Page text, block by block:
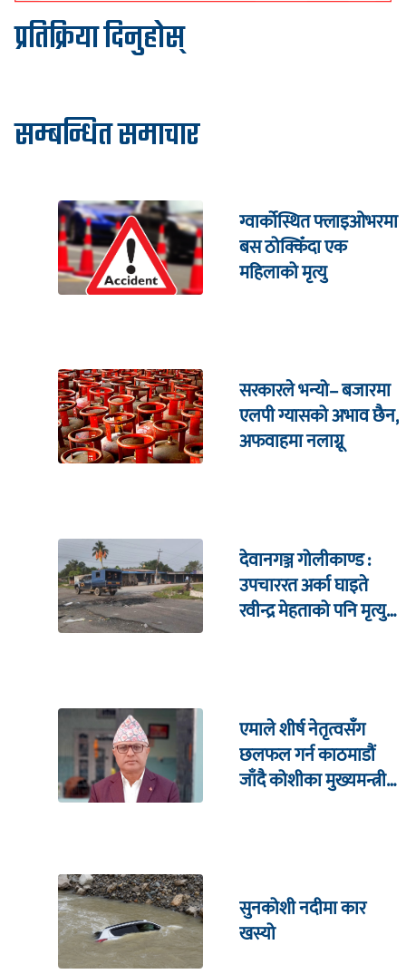
प्रतिक्रिया दिनुहोस्
सम्बन्धित समाचार
ग्वार्कोस्थित फ्लाइओभरमा
बस ठोक्किँदा एक
महिलाको मृत्यु
सरकारले भन्यो– बजारमा
एलपी ग्यासको अभाव छैन,
अफवाहमा नलाग्नू
देवानगञ्ज गोलीकाण्ड :
उपचाररत अर्का घाइते
रवीन्द्र मेहताको पनि मृत्यु,
एमाले शीर्ष नेतृत्वसँग
छलफल गर्न काठमाडौं
जाँदै कोशीका मुख्यमन्त्री
सुनकोशी नदीमा कार
खस्यो